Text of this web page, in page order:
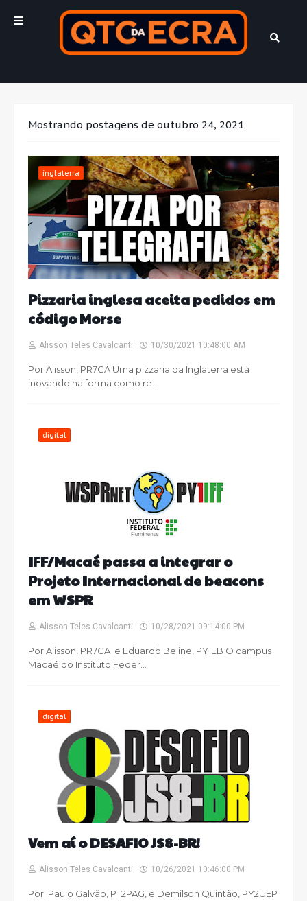
Mostrando postagens de outubro 24, 2021
inglaterra
Pizzaria inglesa aceita pedidos em
código Morse
Alisson Teles Cavalcanti 10/30/2021 10:48:00 AM
Por Alisson, PR7GA Uma pizzaria da Inglaterra está
inovando na forma como re…
digital
IFF/Macaé passa a integrar o
Projeto Internacional de beacons
em WSPR
Alisson Teles Cavalcanti 10/28/2021 09:14:00 PM
Por Alisson, PR7GA e Eduardo Beline, PY1EB O campus
Macaé do Instituto Feder…
digital
Vem aí o DESAFIO JS8-BR!
Alisson Teles Cavalcanti 10/26/2021 10:46:00 PM
Por Paulo Galvão, PT2PAG, e Demilson Quintão, PY2UEP